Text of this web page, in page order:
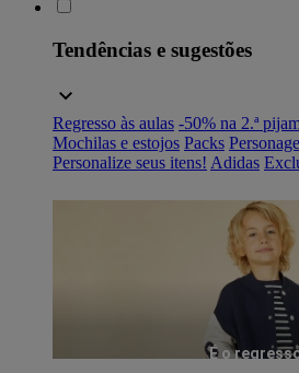
Tendências e sugestões
Regresso às aulas -50% na 2.ª
Mochilas e estojos Packs
Personalize seus itens! Adidas
É o